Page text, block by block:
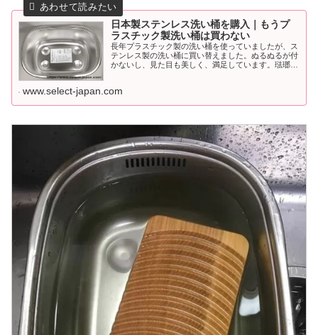
日本製ステンレス洗い桶を購入｜もうプ
ラスチック製洗い桶は買わない
長年プラスチック製の洗い桶を使っていましたが、ス
テンレス製の洗い桶に買い替えました。ぬるぬるが付
かないし、見た目も美しく、満足しています。琺瑯の
www.select-japan.com